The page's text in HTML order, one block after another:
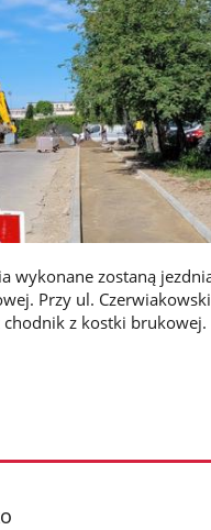
wykonane zostaną
Przy ul.
z kostki brukowej.